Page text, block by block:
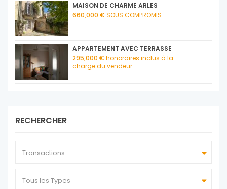
MAISON DE CHARME ARLES
660,000 € SOUS COMPROMIS
APPARTEMENT AVEC TERRASSE
295,000 € honoraires inclus à la
charge du vendeur
RECHERCHER
Transactions
Tous les Types